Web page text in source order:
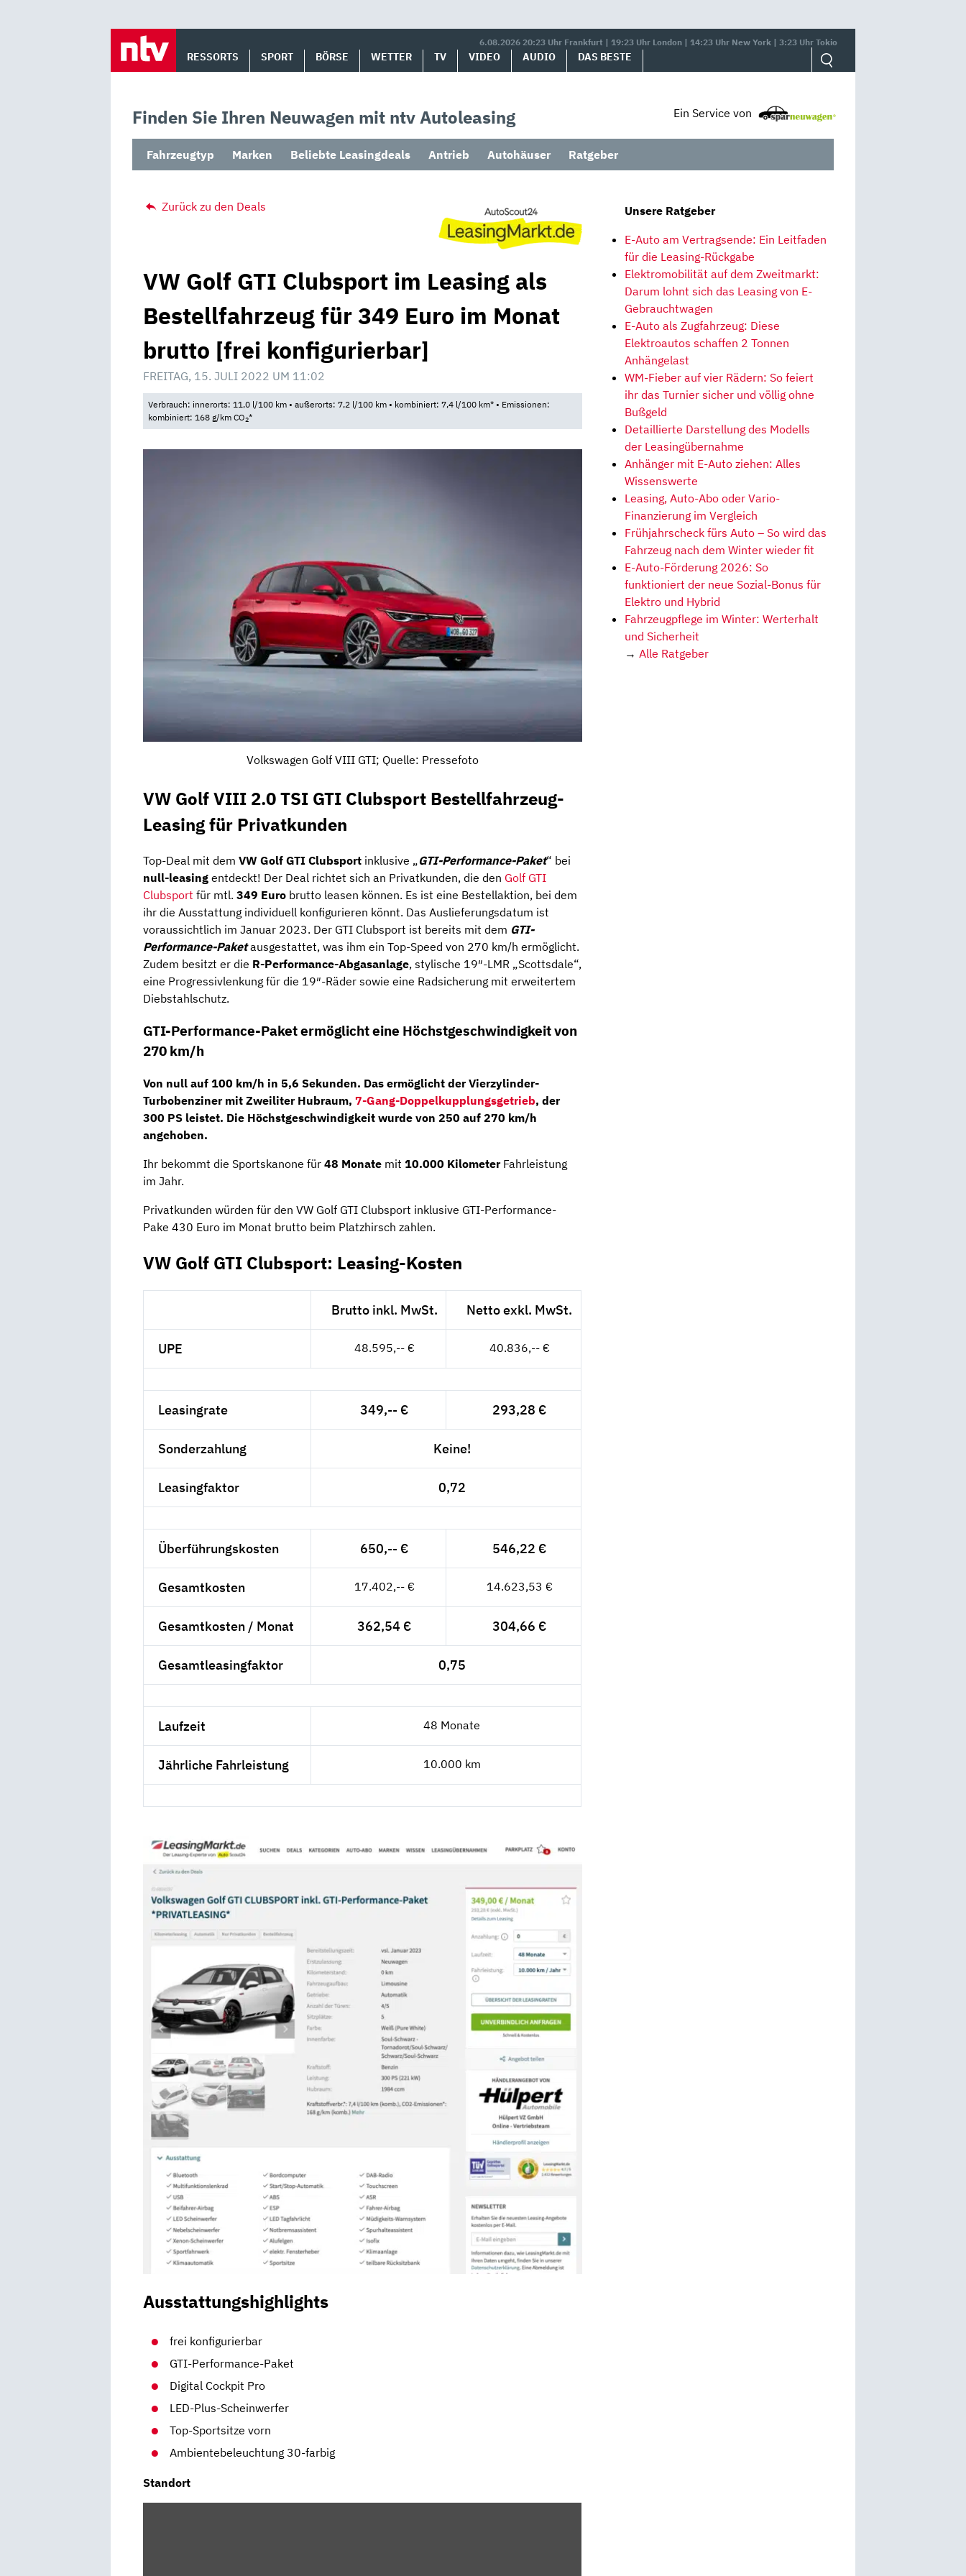
6.08.2026 20:23 Uhr Frankfurt | 19:23 Uhr London | 14:23 Uhr New York | 3:23 Uhr Tokio
RESSORTS SPORT BÖRSE WETTER TV VIDEO AUDIO DAS BESTE
Finden Sie Ihren Neuwagen mit ntv Autoleasing Ein Service von
Fahrzeugtyp Marken Beliebte Leasingdeals Antrieb Autohäuser Ratgeber
Zurück zu den Deals
VW Golf GTI Clubsport im Leasing als
Bestellfahrzeug für 349 Euro im Monat
brutto [frei konfigurierbar]
FREITAG, 15. JULI 2022 UM 11:02
Verbrauch: innerorts: 11,0 l/100 km • außerorts: 7,2 l/100 km • kombiniert: 7,4 l/100 km* • Emissionen:
kombiniert: 168 g/km CO2*
Volkswagen Golf VIII GTI; Quelle: Pressefoto
VW Golf VIII 2.0 TSI GTI Clubsport Bestellfahrzeug-
Leasing für Privatkunden
Top-Deal mit dem VW Golf GTI Clubsport inklusive „GTI-Performance-Paket“ bei
null-leasing entdeckt! Der Deal richtet sich an Privatkunden, die den Golf GTI
Clubsport für mtl. 349 Euro brutto leasen können. Es ist eine Bestellaktion, bei dem
ihr die Ausstattung individuell konfigurieren könnt. Das Auslieferungsdatum ist
voraussichtlich im Januar 2023. Der GTI Clubsport ist bereits mit dem GTI-
Performance-Paketausgestattet, was ihm ein Top-Speed von 270 km/h ermöglicht.
Zudem besitzt er die R-Performance-Abgasanlage, stylische 19″-LMR „Scottsdale“,
eine Progressivlenkung für die 19″-Räder sowie eine Radsicherung mit erweitertem
Diebstahlschutz.
GTI-Performance-Paket ermöglicht eine Höchstgeschwindigkeit von
270 km/h
Von null auf 100 km/h in 5,6 Sekunden. Das ermöglicht derVierzylinder-
Turbobenzinermit Zweiliter Hubraum, 7-Gang-Doppelkupplungsgetrieb, der
300 PS leistet. Die Höchstgeschwindigkeit wurde von 250 auf 270 km/h
angehoben.
Ihr bekommt die Sportskanone für 48 Monate mit 10.000 KilometerFahrleistung
im Jahr.
Privatkunden würden für den VW Golf GTI Clubsport inklusive GTI-Performance-
Pake 430 Euro im Monat brutto beim Platzhirsch zahlen.
VW Golf GTI Clubsport: Leasing-Kosten
Brutto inkl. MwSt. Netto exkl. MwSt.
UPE 48.595,-- € 40.836,-- €
Leasingrate 349,-- € 293,28 €
Sonderzahlung Keine!
Leasingfaktor 0,72
Überführungskosten 650,-- € 546,22 €
Gesamtkosten 17.402,-- € 14.623,53 €
Gesamtkosten / Monat 362,54 € 304,66 €
Gesamtleasingfaktor 0,75
Laufzeit 48 Monate
Jährliche Fahrleistung 10.000 km
Ausstattungshighlights
frei konfigurierbar
GTI-Performance-Paket
Digital Cockpit Pro
LED-Plus-Scheinwerfer
Top-Sportsitze vorn
Ambientebeleuchtung 30-farbig
Standort
Unsere Ratgeber
E-Auto am Vertragsende: Ein Leitfaden
für die Leasing-Rückgabe
Elektromobilität auf dem Zweitmarkt:
Darum lohnt sich das Leasing von E-
Gebrauchtwagen
E-Auto als Zugfahrzeug: Diese
Elektroautos schaffen 2 Tonnen
Anhängelast
WM-Fieber auf vier Rädern: So feiert
ihr das Turnier sicher und völlig ohne
Bußgeld
Detaillierte Darstellung des Modells
der Leasingübernahme
Anhänger mit E-Auto ziehen: Alles
Wissenswerte
Leasing, Auto-Abo oder Vario-
Finanzierung im Vergleich
Frühjahrscheck fürs Auto – So wird das
Fahrzeug nach dem Winter wieder fit
E-Auto-Förderung 2026: So
funktioniert der neue Sozial-Bonus für
Elektro und Hybrid
Fahrzeugpflege im Winter: Werterhalt
und Sicherheit
→ Alle Ratgeber